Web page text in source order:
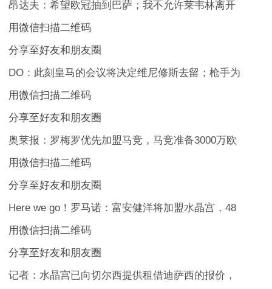
昂达夫：希望欧冠抽到巴萨；我不允许莱韦林离开
用微信扫描二维码
分享至好友和朋友圈
DO：此刻皇马的会议将决定维尼修斯去留；枪手为
用微信扫描二维码
分享至好友和朋友圈
奥莱报：罗梅罗优先加盟马竞，马竞准备3000万欧
用微信扫描二维码
分享至好友和朋友圈
Here we go！罗马诺：富安健洋将加盟水晶宫，48
用微信扫描二维码
分享至好友和朋友圈
记者：水晶宫已向切尔西提供租借迪萨西的报价，